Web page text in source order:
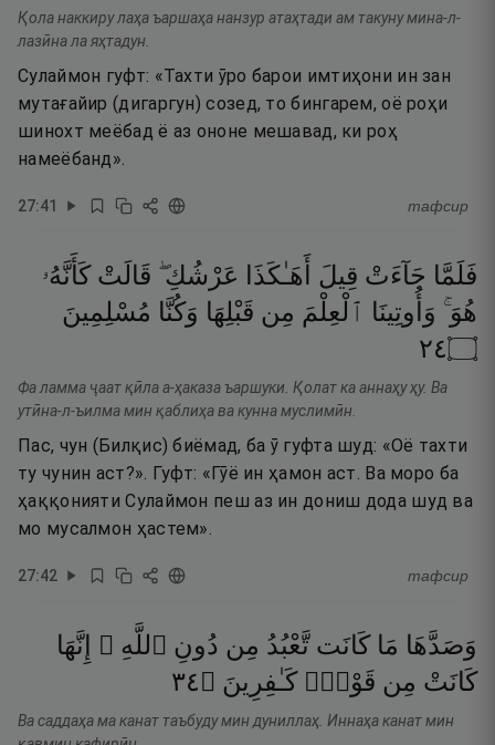
Қола наккиру лаҳа ъаршаҳа нанзур атаҳтади ам такуну мина-л-
лазӣна ла яҳтадун.
Сулаймон гуфт: «Тахти ӯро барои имтиҳони ин зан
мутағайир (дигаргун) созед, то бингарем, оё роҳи
шинохт меёбад ё аз ононе мешавад, ки роҳ
намеёбанд».
27:41 тафсир
فَلَمَّا جَآءَتْ قِيلَ أَهَـٰكَذَا عَرْشُكِ ۖ قَالَتْ كَأَنَّهُۥ
هُوَ ۚ وَأُوتِينَا ٱلْعِلْمَ مِن قَبْلِهَا وَكُنَّا مُسْلِمِينَ
۝٤٢
Фа ламма ҷаат қӣла а-ҳаказа ъаршуки. Қолат ка аннаҳу ҳу. Ва
утӣна-л-ъилма мин қаблиҳа ва кунна муслимӣн.
Пас, чун (Билқис) биёмад, ба ӯ гуфта шуд: «Оё тахти
ту чунин аст?». Гуфт: «Гӯё ин ҳамон аст. Ва моро ба
ҳаққонияти Сулаймон пеш аз ин дониш дода шуд ва
мо мусалмон ҳастем».
27:42 тафсир
وَصَدَّهَا مَا كَانَت تَّعْبُدُ مِن دُونِ ٱللَّهِ ۖ إِنَّهَا
كَانَتْ مِن قَوْمٍۢ كَـٰفِرِينَ ۝٤٣
Ва саддаҳа ма канат таъбуду мин дуниллаҳ. Иннаҳа канат мин